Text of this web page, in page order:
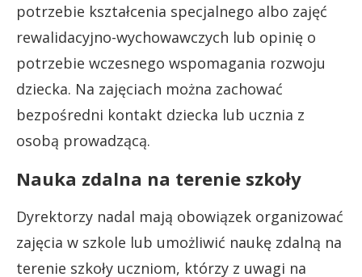
potrzebie kształcenia specjalnego albo zajęć
rewalidacyjno-wychowawczych lub opinię o
potrzebie wczesnego wspomagania rozwoju
dziecka. Na zajęciach można zachować
bezpośredni kontakt dziecka lub ucznia z
osobą prowadzącą.
Nauka zdalna na terenie szkoły
Dyrektorzy nadal mają obowiązek organizować
zajęcia w szkole lub umożliwić naukę zdalną na
terenie szkoły uczniom, którzy z uwagi na